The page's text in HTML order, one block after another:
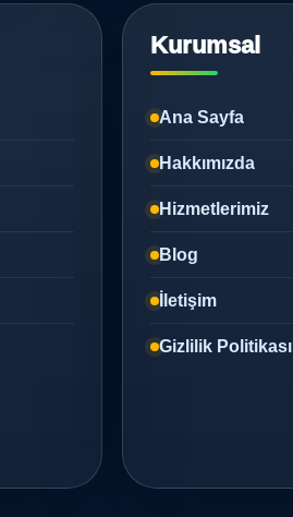
Kurumsal
Ana Sayfa
Hakkımızda
Hizmetlerimiz
Blog
İletişim
Gizlilik Politikası